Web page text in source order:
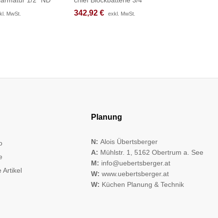
MwSt.
MwSt. 342,92 € exkl. MwSt.
342,92 € exkl. MwSt.
Artikel
Planung
N: Alois Übertsberger
A: Mühlstr. 1, 5162 Obertrum a. See
M: info@uebertsberger.at
W: www.uebertsberger.at
W: Küchen Planung & Technik